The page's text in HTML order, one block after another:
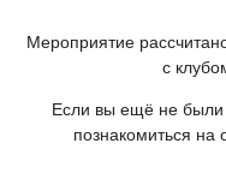
Мероприятие
с
Если вы ещё не
познакомиться на